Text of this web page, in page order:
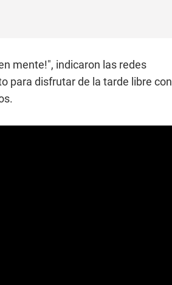
mente!", indicaron las redes
para disfrutar de la tarde libre con